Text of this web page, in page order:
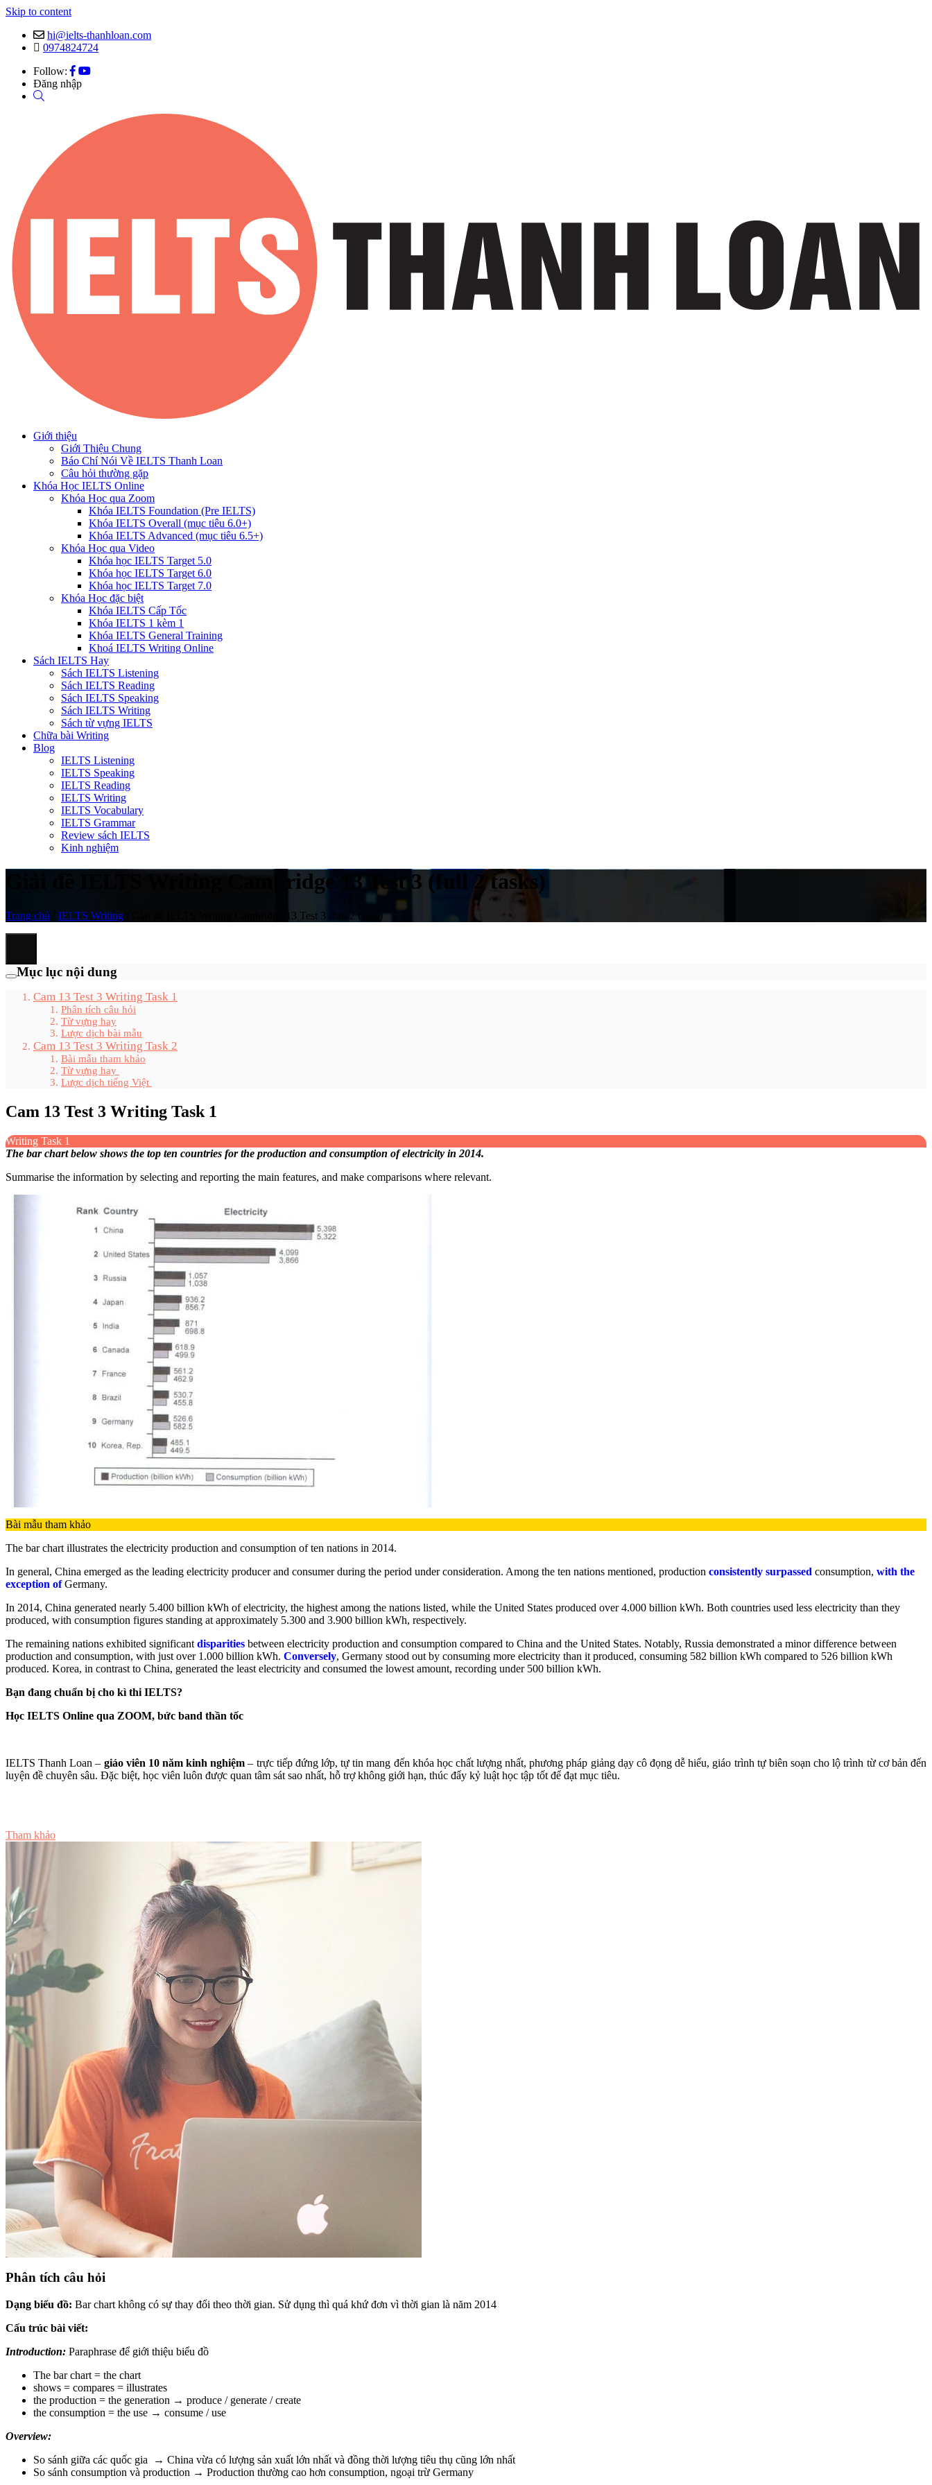
Skip to content
hi@ielts-thanhloan.com
0974824724
Follow:
Đăng nhập
Giới thiệu
Giới Thiệu Chung
Báo Chí Nói Về IELTS Thanh Loan
Câu hỏi thường gặp
Khóa Học IELTS Online
Khóa Học qua Zoom
Khóa IELTS Foundation (Pre IELTS)
Khóa IELTS Overall (mục tiêu 6.0+)
Khóa IELTS Advanced (mục tiêu 6.5+)
Khóa Học qua Video
Khóa học IELTS Target 5.0
Khóa học IELTS Target 6.0
Khóa học IELTS Target 7.0
Khóa Học đặc biệt
Khóa IELTS Cấp Tốc
Khóa IELTS 1 kèm 1
Khóa IELTS General Training
Khoá IELTS Writing Online
Sách IELTS Hay
Sách IELTS Listening
Sách IELTS Reading
Sách IELTS Speaking
Sách IELTS Writing
Sách từ vựng IELTS
Chữa bài Writing
Blog
IELTS Listening
IELTS Speaking
IELTS Reading
IELTS Writing
IELTS Vocabulary
IELTS Grammar
Review sách IELTS
Kinh nghiệm
Giải đề IELTS Writing Cambridge 13 Test 3 (full 2 tasks)
Trang chủ IELTS Writing Giải đề IELTS Writing Cambridge 13 Test 3 (full 2 tasks)
Mục lục nội dung
Cam 13 Test 3 Writing Task 1
Phân tích câu hỏi
Từ vựng hay
Lược dịch bài mẫu
Cam 13 Test 3 Writing Task 2
Bài mẫu tham khảo
Từ vựng hay
Lược dịch tiếng Việt
Cam 13 Test 3 Writing Task 1
Writing Task 1
The bar chart below shows the top ten countries for the production and consumption of electricity in 2014.
Summarise the information by selecting and reporting the main features, and make comparisons where relevant.
Bài mẫu tham khảo
The bar chart illustrates the electricity production and consumption of ten nations in 2014.
In general, China emerged as the leading electricity producer and consumer during the period under consideration. Among the ten nations mentioned, production consistently surpassed consumption, with the
exception ofGermany.
In 2014, China generated nearly 5.400 billion kWh of electricity, the highest among the nations listed, while the United States produced over 4.000 billion kWh. Both countries used less electricity than they
produced, with consumption figures standing at approximately 5.300 and 3.900 billion kWh, respectively.
The remaining nations exhibited significant disparities between electricity production and consumption compared to China and the United States. Notably, Russia demonstrated a minor difference between
production and consumption, with just over 1.000 billion kWh. Conversely, Germany stood out by consuming more electricity than it produced, consuming 582 billion kWh compared to 526 billion kWh
produced. Korea, in contrast to China, generated the least electricity and consumed the lowest amount, recording under 500 billion kWh.
Bạn đang chuẩn bị cho kì thi IELTS?
Học IELTS Online qua ZOOM, bức band thần tốc
IELTS Thanh Loan – giáo viên 10 năm kinh nghiệm – trực tiếp đứng lớp, tự tin mang đến khóa học chất lượng nhất, phương pháp giảng dạy cô đọng dễ hiểu, giáo trình tự biên soạn cho lộ trình từ cơ bản đến
luyện đề chuyên sâu. Đặc biệt, học viên luôn được quan tâm sát sao nhất, hỗ trợ không giới hạn, thúc đẩy kỷ luật học tập tốt để đạt mục tiêu.
Tham khảo
Phân tích câu hỏi
Dạng biểu đồ: Bar chart không có sự thay đổi theo thời gian. Sử dụng thì quá khứ đơn vì thời gian là năm 2014
Cấu trúc bài viết:
Introduction: Paraphrase để giới thiệu biểu đồ
The bar chart = the chart
shows = compares = illustrates
the production = the generation → produce / generate / create
the consumption = the use → consume / use
Overview:
So sánh giữa các quốc gia → China vừa có lượng sản xuất lớn nhất và đồng thời lượng tiêu thụ cũng lớn nhất
So sánh consumption và production → Production thường cao hơn consumption, ngoại trừ Germany